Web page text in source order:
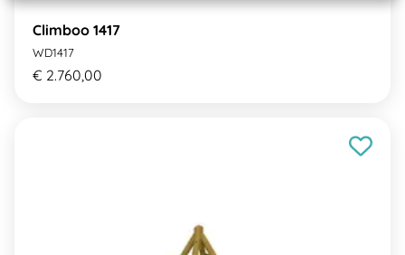
Climboo 1417
WD1417
€ 2.760,00